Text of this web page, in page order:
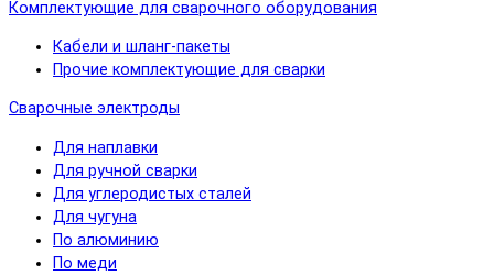
Комплектующие для сварочного оборудования
Кабели и шланг-пакеты
Прочие комплектующие для сварки
Сварочные электроды
Для наплавки
Для ручной сварки
Для углеродистых сталей
Для чугуна
По алюминию
По меди